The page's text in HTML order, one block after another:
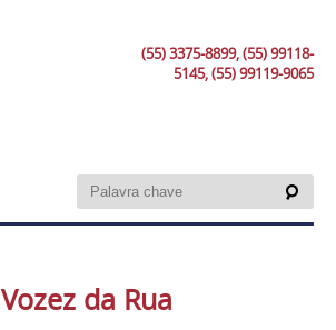
(55) 3375-8899, (55) 99118-
5145, (55) 99119-9065
Vozez da Rua